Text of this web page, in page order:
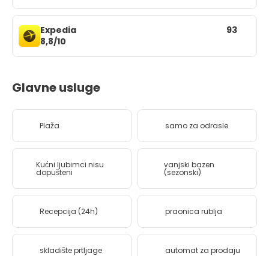
Expedia
8,8/10
93
Glavne usluge
Plaža samo za odrasle
Kućni ljubimci nisu
dopušteni
vanjski bazen
(sezonski)
Recepcija (24h) praonica rublja
skladište prtljage automat za prodaju